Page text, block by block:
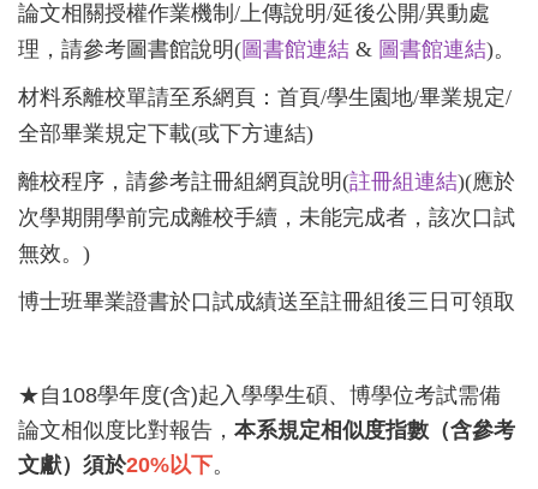
論文相關授權作業機制/上傳說明/延後公開/異動處
理，請參考圖書館說明(圖書館連結 & 圖書館連結)。
材料系離校單請至系網頁：首頁/學生園地/畢業規定/
全部畢業規定下載(或下方連結)
離校程序，請參考註冊組網頁說明(註冊組連結)(應於
次學期開學前完成離校手續，未能完成者，該次口試
無效。)
博士班畢業證書於口試成績送至註冊組後三日可領取
★自108學年度(含)起入學學生碩、博學位考試需備
論文相似度比對報告， 本系規定相似度指數（含參考
文獻）須於20%以下。